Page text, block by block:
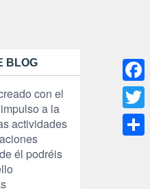
BLOG
con el
a la
actividades
él podréis